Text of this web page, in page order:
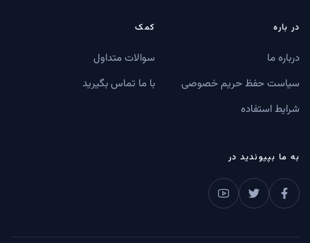
در باره
درباره ما
سیاست حفظ حریم خصوصی
شرایط استفاده
کمک
سوالات متداول
با ما تماس بگیرید
به ما بپیوندید در